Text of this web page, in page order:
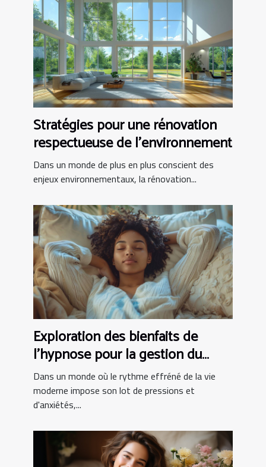
Stratégies pour une rénovation
respectueuse de l'environnement
Dans un monde de plus en plus conscient des
enjeux environnementaux, la rénovation...
Exploration des bienfaits de
l'hypnose pour la gestion du
stress
Dans un monde où le rythme effréné de la vie
moderne impose son lot de pressions et
d'anxiétés,...